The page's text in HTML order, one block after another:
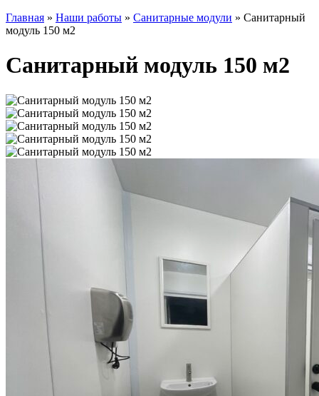
Главная » Наши работы » Санитарные модули » Санитарный
модуль 150 м2
Санитарный модуль 150 м2